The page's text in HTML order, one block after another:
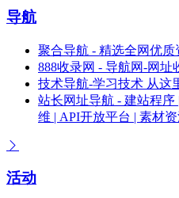
导航
聚合导航 - 精选全网优质
888收录网 - 导航网-网址
技术导航-学习技术 从这
站长网址导航 - 建站程序
维 | API开放平台 | 素材
活动